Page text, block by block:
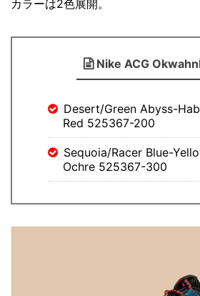
カラーは2色展開。
Nike ACG
Desert/Green Abyss-
Red 525367-200
Sequoia/Racer Blue-
Ochre 525367-300